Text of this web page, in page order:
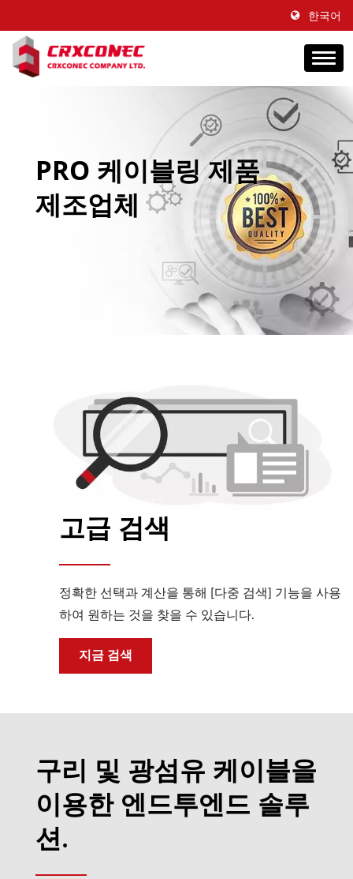
한국어
PRO 케이블링 제품
제조업체
고급 검색
정확한 선택과 계산을 통해 [다중 검색] 기능을 사용
하여 원하는 것을 찾을 수 있습니다.
지금 검색
구리 및 광섬유 케이블을
이용한 엔드투엔드 솔루
션.